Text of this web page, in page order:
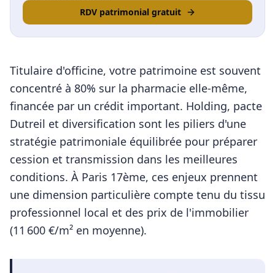
RDV patrimonial gratuit
Titulaire d'officine, votre patrimoine est souvent
concentré à 80% sur la pharmacie elle-même,
financée par un crédit important. Holding, pacte
Dutreil et diversification sont les piliers d'une
stratégie patrimoniale équilibrée pour préparer
cession et transmission dans les meilleures
conditions. À Paris 17ème, ces enjeux prennent
une dimension particulière compte tenu du tissu
professionnel local et des prix de l'immobilier
(11 600 €/m² en moyenne).